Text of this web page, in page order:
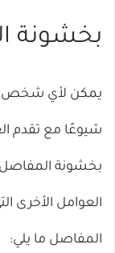
بخشونة
يمكن لأي شخص
شيوعًا مع تقدم
بخشونة
العوامل الأخرى
المفاصل ما يلي: